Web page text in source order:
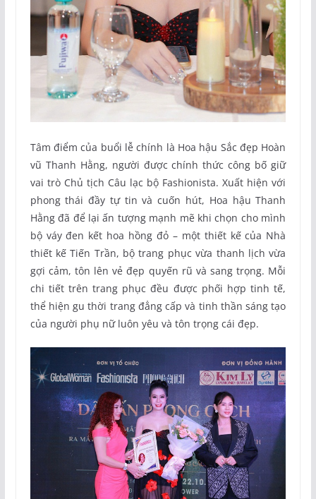
Tâm điểm của buổi lễ chính là Hoa hậu Sắc đẹp Hoàn
vũ Thanh Hằng, người được chính thức công bố giữ
vai trò Chủ tịch Câu lạc bộ Fashionista. Xuất hiện với
phong thái đầy tự tin và cuốn hút, Hoa hậu Thanh
Hằng đã để lại ấn tượng mạnh mẽ khi chọn cho mình
bộ váy đen kết hoa hồng đỏ – một thiết kế của Nhà
thiết kế Tiến Trần, bộ trang phục vừa thanh lịch vừa
gợi cảm, tôn lên vẻ đẹp quyến rũ và sang trọng. Mỗi
chi tiết trên trang phục đều được phối hợp tinh tế,
thể hiện gu thời trang đẳng cấp và tinh thần sáng tạo
của người phụ nữ luôn yêu và tôn trọng cái đẹp.